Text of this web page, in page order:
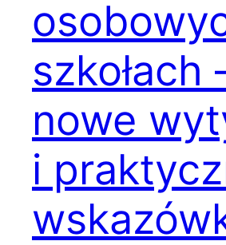
szkołach
nowe
i